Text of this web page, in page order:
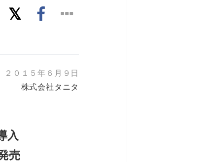
２０１５年６月９日
株式会社タニタ
入
売